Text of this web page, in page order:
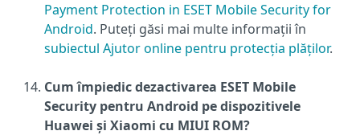
Payment Protection in ESET Mobile Security for
Android. Puteți găsi mai multe informații în
subiectul Ajutor online pentru protecția plăților.
Cum împiedic dezactivarea ESET Mobile
Security pentru Android pe dispozitivele
Huawei și Xiaomi cu MIUI ROM?